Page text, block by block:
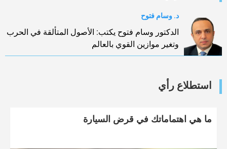
د. وسام فتوح
الدكتور وسام فتوح يكتب: الأصول المتألقة في الحرب
وتغير موازين القوي بالعالم
استطلاع رأي
ما هي اهتماماتك في قرض السيارة